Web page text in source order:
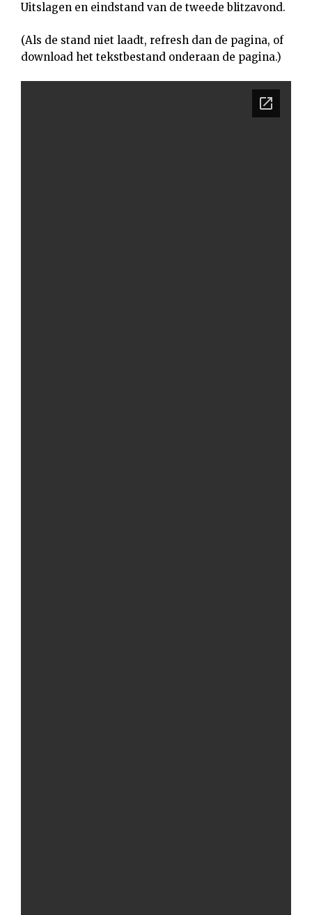
Uitslagen en eindstand van de tweede blitzavond.
(Als de stand niet laadt, refresh dan de pagina, of
download het tekstbestand onderaan de pagina.)